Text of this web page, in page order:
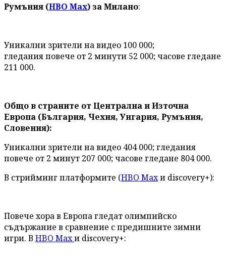
Румъния (HBO Max) за Милано:
Уникални зрители на видео 100 000;
гледания повече от 2 минути 52 000; часове гледане
211 000.
Общо в страните от Централна и Източна
Европа (България, Чехия, Унгария, Румъния,
Словения):
Уникални зрители на видео 404 000; гледания
повече от 2 минут 207 000; часове гледане 804 000.
В стрийминг платформите (HBO Maxи discovery+):
Повече хора в Европа гледат олимпийско
съдържание в сравнение с предишните зимни
игри. В HBO Maxи discovery+: